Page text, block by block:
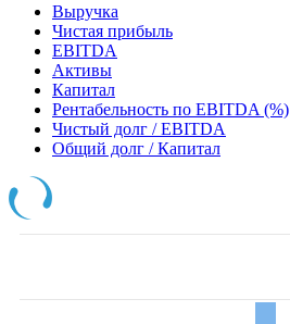
Выручка
Чистая прибыль
EBITDA
Активы
Капитал
Рентабельность по EBITDA (%)
Чистый долг / EBITDA
Общий долг / Капитал